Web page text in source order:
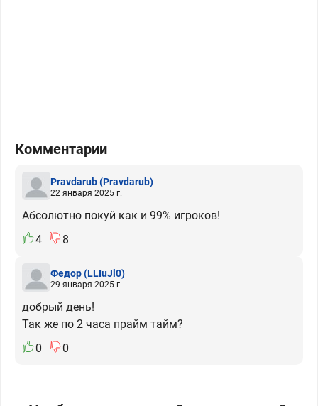
Комментарии
Pravdarub(Pravdarub)
22 января 2025 г.
Абсолютно покуй как и 99% игроков!
4
8
Федор(LLIuJl0)
29 января 2025 г.
добрый день!
Так же по 2 часа прайм тайм?
0
0